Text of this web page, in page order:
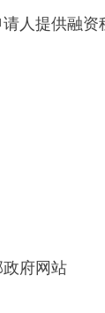
人提供融
府网站